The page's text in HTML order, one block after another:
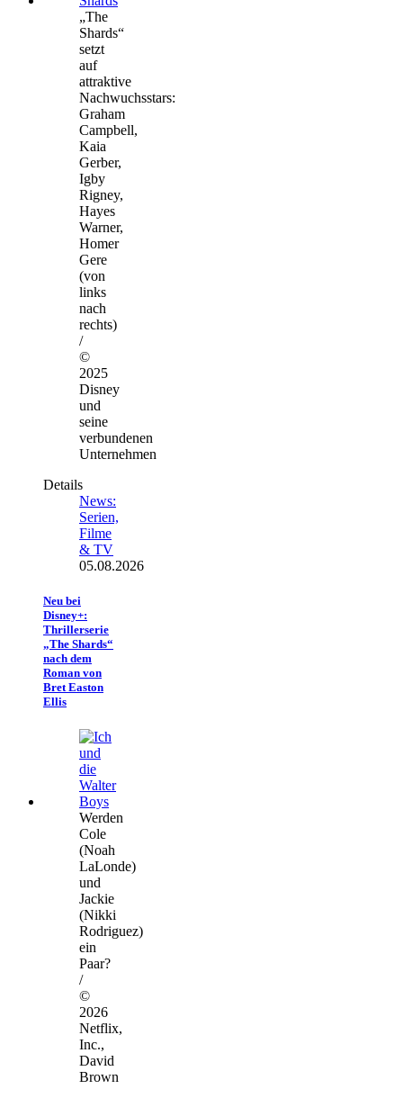
„The
Shards“
setzt
auf
attraktive
Nachwuchsstars:
Graham
Campbell,
Kaia
Gerber,
Igby
Rigney,
Hayes
Warner,
Homer
Gere
(von
links
nach
rechts)
/
©
2025
Disney
und
seine
verbundenen
Unternehmen
Details
News:
Serien,
Filme
& TV
05.08.2026
Neu bei
Disney+:
Thrillerserie
„The Shards“
nach dem
Roman von
Bret Easton
Ellis
Werden
Cole
(Noah
LaLonde)
und
Jackie
(Nikki
Rodriguez)
ein
Paar?
/
©
2026
Netflix,
Inc.,
David
Brown